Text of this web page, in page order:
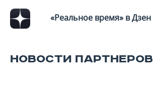
«Реальное время» в Дзен
НОВОСТИ ПАРТНЕРОВ